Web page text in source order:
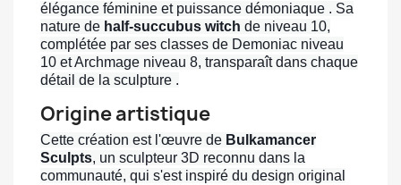
élégance féminine et puissance démoniaque . Sa
nature de half-succubus witch de niveau 10,
complétée par ses classes de Demoniac niveau
10 et Archmage niveau 8, transparaît dans chaque
détail de la sculpture .
Origine artistique
Cette création est l'œuvre de Bulkamancer
Sculpts, un sculpteur 3D reconnu dans la
communauté, qui s'est inspiré du design original